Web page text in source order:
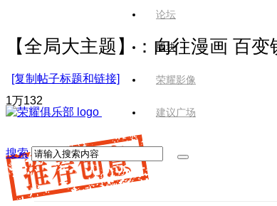
论坛
版块
荣耀影像
建议广场
搜索
【全局大主题】：向往漫画 百
[复制帖子标题和链接]
1万132